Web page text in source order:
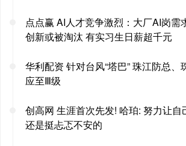
点点赢 AI人才竞争激烈：大厂AI岗需
创新或被淘汰 有实习生日薪超千元
华利配资 针对台风“塔巴” 珠江防总、
应至Ⅲ级
创高网 生涯首次先发! 哈珀: 努力让自
还是挺忐忑不安的